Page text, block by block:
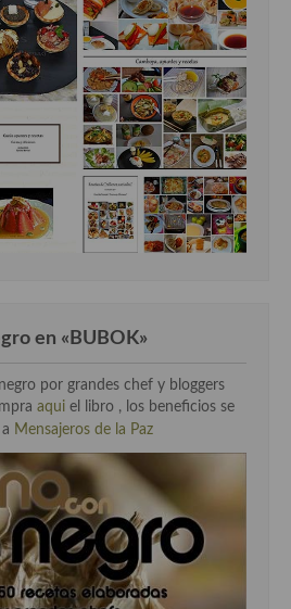
en «BUBOK»
por grandes chef y bloggers
aqui el libro , los beneficios se
Mensajeros de la Paz